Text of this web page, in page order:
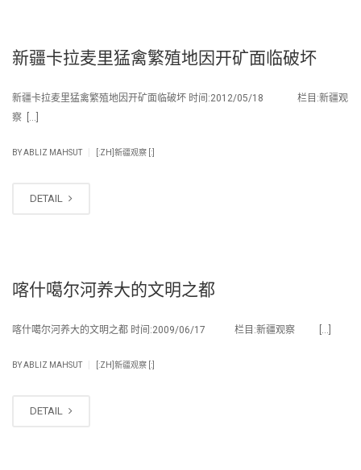
新疆卡拉麦里猛禽繁殖地因开矿面临破坏
新疆卡拉麦里猛禽繁殖地因开矿面临破坏 时间:2012/05/18 栏目:新疆观
察 […]
BYABLIZ MAHSUT [:ZH]新疆观察 [:]
DETAIL
喀什噶尔河养大的文明之都
喀什噶尔河养大的文明之都 时间:2009/06/17 栏目:新疆观察 […]
BYABLIZ MAHSUT [:ZH]新疆观察 [:]
DETAIL